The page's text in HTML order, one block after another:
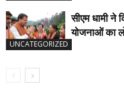
UNCATEGORIZED
सीएम धामी
योजनाओं का